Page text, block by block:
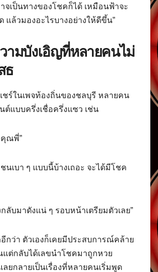
จเป็นทางของโชคก็ได้ เหมือนฟ้าจะ
แล้วมองอะไรบางอย่างให้ดีขึ้น”
ามบังเอิญที่หลายคนไม่
ธ
ร์ในเพจท้องถิ่นของชลบุรี หลายคน
ต์แบบครึ่งเชื่อครึ่งแซว เช่น
คุณพี่”
นเบา ๆ แบบนี้บ้างเถอะ จะได้มีโชค
กลับมาดังแน่ ๆ รอบหน้าเตรียมตัวเลย”
กว่า ตัวเองก็เคยมีประสบการณ์คล้าย
ต่กลับได้เลขนำโชคมาถูกหวย
ลยกลายเป็นเรื่องที่หลายคนเริ่มพูด